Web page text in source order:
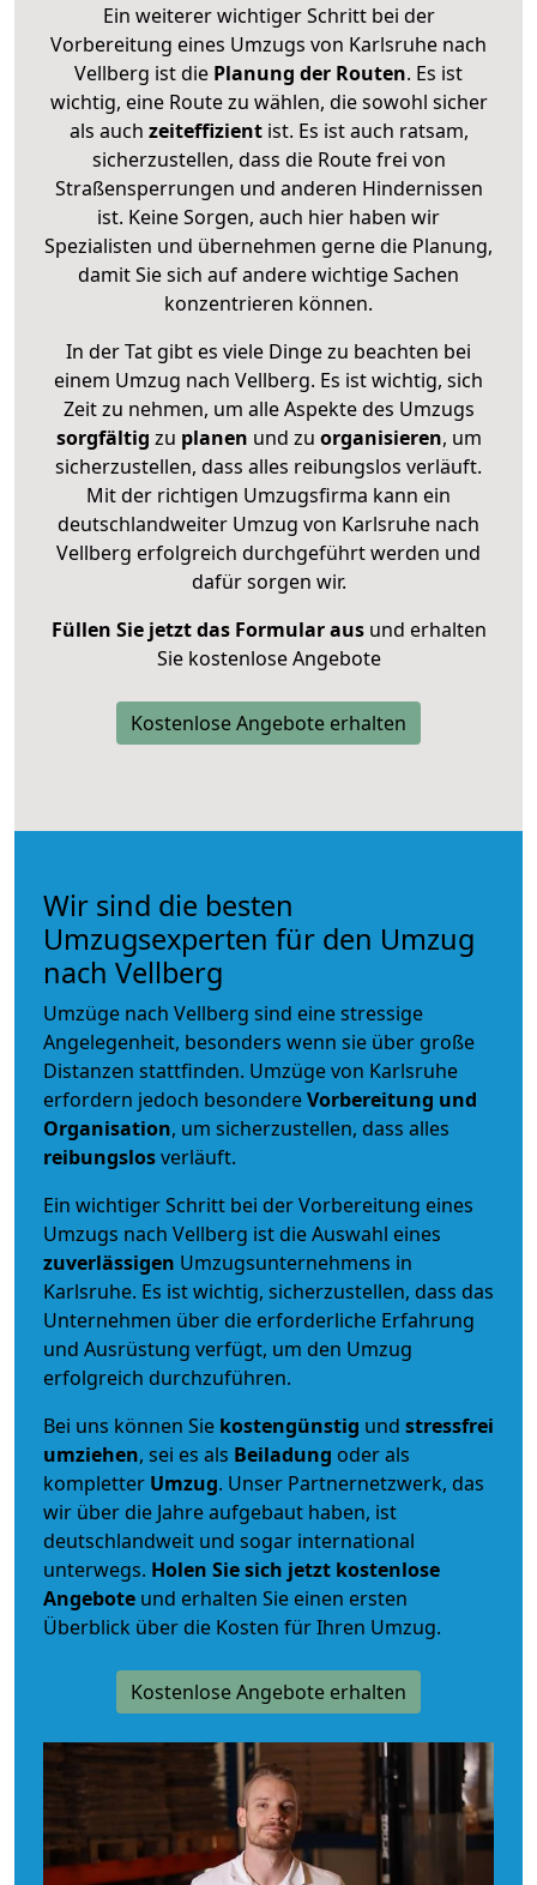
Ein weiterer wichtiger Schritt bei der
Vorbereitung eines Umzugs von Karlsruhe nach
Vellberg ist die Planung der Routen. Es ist
wichtig, eine Route zu wählen, die sowohl sicher
als auch zeiteffizientist. Es ist auch ratsam,
sicherzustellen, dass die Route frei von
Straßensperrungen und anderen Hindernissen
ist. Keine Sorgen, auch hier haben wir
Spezialisten und übernehmen gerne die Planung,
damit Sie sich auf andere wichtige Sachen
konzentrieren können.
In der Tat gibt es viele Dinge zu beachten bei
einem Umzug nach Vellberg. Es ist wichtig, sich
Zeit zu nehmen, um alle Aspekte des Umzugs
sorgfältig zu planen und zu organisieren, um
sicherzustellen, dass alles reibungslos verläuft.
Mit der richtigen Umzugsfirma kann ein
deutschlandweiter Umzug von Karlsruhe nach
Vellberg erfolgreich durchgeführt werden und
dafür sorgen wir.
Füllen Sie jetzt das Formular ausund erhalten
Sie kostenlose Angebote
Kostenlose Angebote erhalten
Wir sind die besten
Umzugsexperten für den Umzug
nach Vellberg
Umzüge nach Vellberg sind eine stressige
Angelegenheit, besonders wenn sie über große
Distanzen stattfinden. Umzüge von Karlsruhe
erfordern jedoch besondereVorbereitung und
Organisation, um sicherzustellen, dass alles
reibungslosverläuft.
Ein wichtiger Schritt bei der Vorbereitung eines
Umzugs nach Vellberg ist die Auswahl eines
zuverlässigen Umzugsunternehmens in
Karlsruhe. Es ist wichtig, sicherzustellen, dass das
Unternehmen über die erforderliche Erfahrung
und Ausrüstung verfügt, um den Umzug
erfolgreich durchzuführen.
Bei uns können Sie kostengünstig und stressfrei
umziehen, sei es als Beiladung oder als
kompletter Umzug. Unser Partnernetzwerk, das
wir über die Jahre aufgebaut haben, ist
deutschlandweit und sogar international
unterwegs. Holen Sie sich jetzt kostenlose
Angebote und erhalten Sie einen ersten
Überblick über die Kosten für Ihren Umzug.
Kostenlose Angebote erhalten